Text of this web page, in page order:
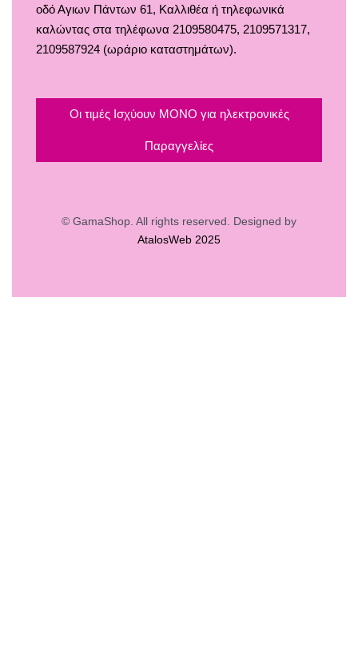
Τοίχος
Προστασία Απορρήτου
οδό Αγιων Πάντων 61, Καλλιθέα ή τηλεφωνικά
καλώντας στα τηλέφωνα 2109580475, 2109571317,
2109587924 (ωράριο καταστημάτων).
Οι τιμές Ισχύουν ΜΟΝΟ για ηλεκτρονικές
Παραγγελίες
© GamaShop. All rights reserved. Designed by
AtalosWeb 2025